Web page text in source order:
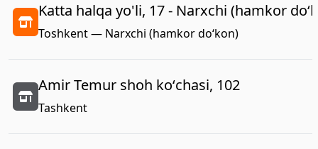
Katta halqa yo'li, 17 - Narxchi (hamkor
Toshkent — Narxchi (hamkor do‘kon)
Amir Temur shoh koʻchasi, 102
Tashkent